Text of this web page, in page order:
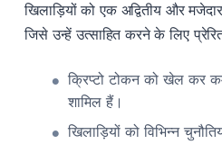
खिलाड़ियों को एक अद्वितीय और
जिसे उन्हें उत्साहित करने के लिए
क्रिप्टो टोकन को खेल कर
शामिल हैं।
खिलाड़ियों को विभिन्न